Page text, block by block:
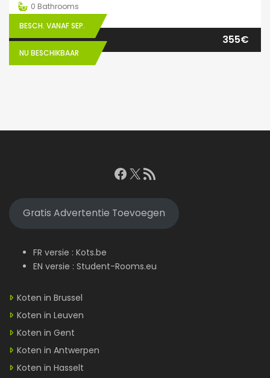
0 Bathrooms
BESCH. VANAF SEP.
NU BESCHIKBAAR
355€
Facebook
X RSS feed
Gratis Advertentie Toevoegen
FR versie : Kots.be
EN versie : Student-Rooms.eu
Koten in Brussel
Koten in Leuven
Koten in Gent
Koten in Antwerpen
Koten in Hasselt